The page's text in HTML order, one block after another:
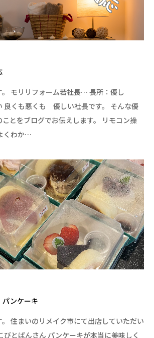
。 モリリフォーム若社長… 長所：優し
くも悪くも 優しい社長です。 そんな優
ことをブログでお伝えします。 リモコン操
わか…
ンケーキ
住まいのリメイク市にて出店していただい
とぱんさん パンケーキが本当に美味しく